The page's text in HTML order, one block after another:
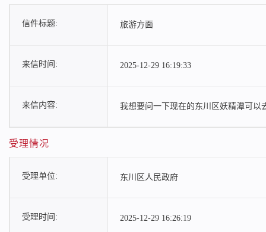
信件标题: 旅游方面
来信时间: 2025-12-29 16:19:33
来信内容: 我想要问一下现在的东川区妖精潭可以
受理情况
受理单位: 东川区人民政府
受理时间: 2025-12-29 16:26:19